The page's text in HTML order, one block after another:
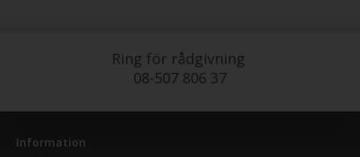
Ring för rådgivning
08-507 806 37
Information